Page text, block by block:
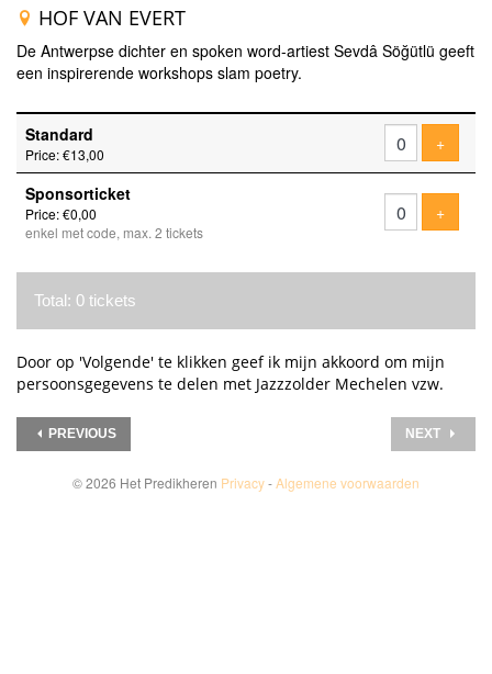
HOF VAN EVERT
De Antwerpse dichter en spoken word-artiest Sevdâ Söğütlü geeft
een inspirerende workshops slam poetry.
Number
Standard
Price: €13,00
+Add
Sponsorticket
Price: €0,00
enkel met code, max. 2 tickets
+Add
Total: 0 tickets
Door op 'Volgende' te klikken geef ik mijn akkoord om mijn
persoonsgegevens te delen met Jazzzolder Mechelen vzw.
PREVIOUS NEXT
© 2026 Het Predikheren Privacy-Algemene voorwaarden